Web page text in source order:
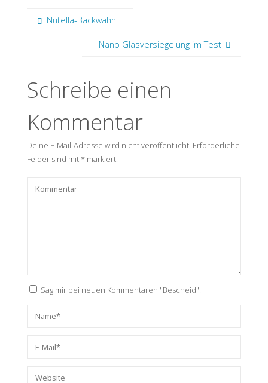
Nutella-Backwahn
Nano Glasversiegelung im Test
Schreibe einen
Kommentar
Deine E-Mail-Adresse wird nicht veröffentlicht. Erforderliche
Felder sind mit*markiert.
Sag mir bei neuen Kommentaren "Bescheid"!